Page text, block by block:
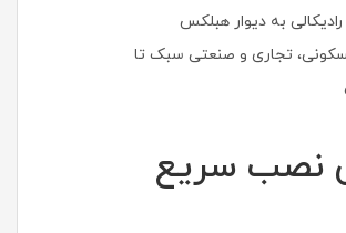
به دیوار هبلکس
تجاری و صنعتی سبک تا
نصب سریع